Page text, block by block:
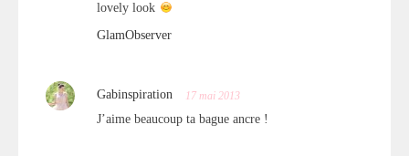
lovely look
GlamObserver
Gabinspiration 17 mai 2013
J’aime beaucoup ta bague ancre !